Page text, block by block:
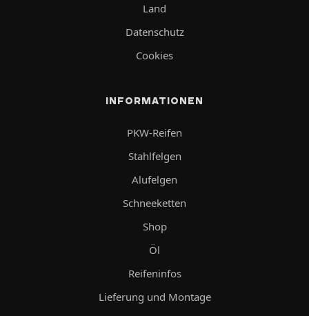
Land
Datenschutz
Cookies
INFORMATIONEN
PKW-Reifen
Stahlfelgen
Alufelgen
Schneeketten
Shop
Öl
Reifeninfos
Lieferung und Montage